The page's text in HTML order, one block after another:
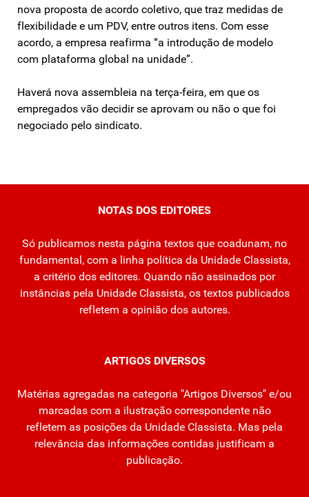
nova proposta de acordo coletivo, que traz medidas de
flexibilidade e um PDV, entre outros itens. Com esse
acordo, a empresa reafirma “a introdução de modelo
com plataforma global na unidade”.
Haverá nova assembleia na terça-feira, em que os
empregados vão decidir se aprovam ou não o que foi
negociado pelo sindicato.
NOTAS DOS EDITORES
Só publicamos nesta página textos que coadunam, no
fundamental, com a linha política da Unidade Classista,
a critério dos editores. Quando não assinados por
instâncias pela Unidade Classista, os textos publicados
refletem a opinião dos autores.
ARTIGOS DIVERSOS
Matérias agregadas na categoria "Artigos Diversos" e/ou
marcadas com a ilustração correspondente não
refletem as posições da Unidade Classista. Mas pela
relevância das informações contidas justificam a
publicação.